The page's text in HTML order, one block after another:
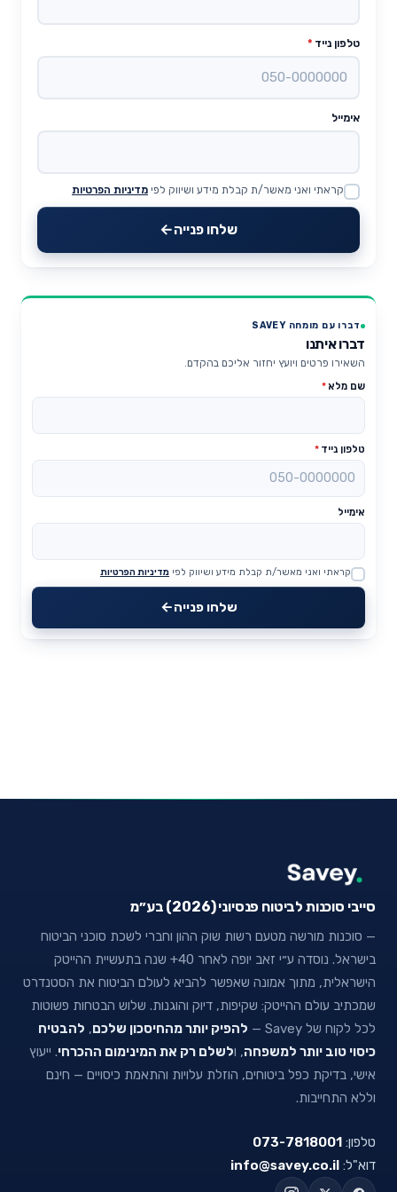
טלפון נייד *
אימייל
Website
קראתי ואני מאשר/ת קבלת מידע ושיווק לפי מדיניות הפרטיות
שלחו פנייה
דברו עם מומחה SAVEY
דברו איתנו
השאירו פרטים ויועץ יחזור אליכם בהקדם.
שם מלא*
טלפון נייד *
אימייל
Website
קראתי ואני מאשר/ת קבלת מידע ושיווק לפי מדיניות הפרטיות
שלחו פנייה
סייבי סוכנות לביטוח פנסיוני (2026) בע״מ
— סוכנות מורשה מטעם רשות שוק ההון וחברי לשכת סוכני הביטוח
בישראל. נוסדה ע״י זאב יופה לאחר 40+ שנה בתעשיית ההייטק
הישראלית, מתוך אמונה שאפשר להביא לעולם הביטוח את הסטנדרט
שמכתיב עולם ההייטק: שקיפות, דיוק והוגנות. שלוש הבטחות פשוטות
לכל לקוח של Savey —
להפיק יותר מהחיסכון שלכם, להבטיח
כיסוי טוב יותר למשפחה, ולשלם רק את המינימום ההכרחי. ייעוץ
אישי, בדיקת כפל ביטוחים, הוזלת עלויות והתאמת כיסויים — חינם
וללא התחייבות.
טלפון: 073-7818001
דוא"ל: info@savey.co.il